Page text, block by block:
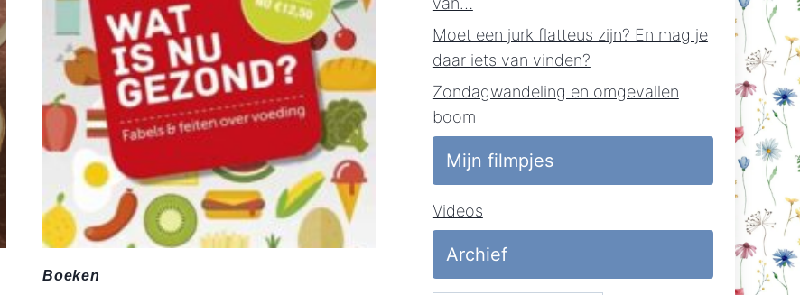
Boeken
Moet een jurk flatteus zijn? En mag je
daar iets van vinden?
Zondagwandeling en omgevallen
boom
Mijn filmpjes
Videos
Archief